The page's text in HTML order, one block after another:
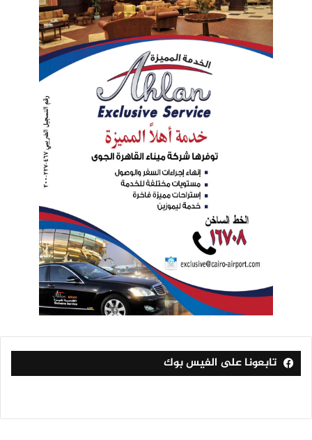
تابعونا على الفيس بوك